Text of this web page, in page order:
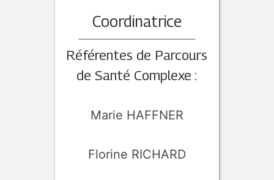
Coordinatrice
Référentes de Parcours
de Santé Complexe :
Marie HAFFNER
Florine RICHARD